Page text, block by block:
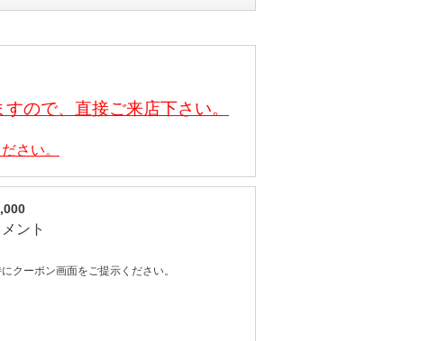
ので、直接ご来店下さい。
さい。
ント
クーポン画面をご提示ください。